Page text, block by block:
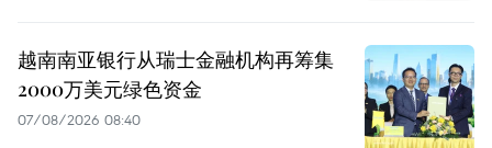
越南南亚银行从瑞士金融机构再筹集
2000万美元绿色资金
07/08/2026 08:40